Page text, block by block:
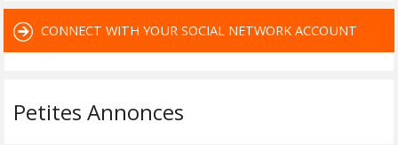
CONNECT WITH YOUR SOCIAL NETWORK ACCOUNT
Petites Annonces